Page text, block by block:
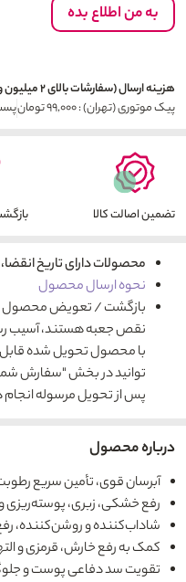
به من اطلاع بده
هزینه ارسال (سفارشات بالای ۲ میلیون و ۲۹۰ هزار تومان رایگان می باشد)
پیک موتوری (تهران) : ۹۹,۰۰۰ تومان
پست
تضمین اصالت کالا بازگشت
محصولات دارای تاریخ
نحوه ارسال محصول
بازگشت / تعویض محصول
نقص جعبه هستند، آسیب
با محصول تحویل شده
پس از تحویل مرسوله
درباره محصول
آبرسان قوی، تأمین سریع
رفع خشکی، زبری،
شاداب‌کننده و روشن‌کننده،
کمک به رفع خارش، قرمزی و
تقویت سد دفاعی پوست و